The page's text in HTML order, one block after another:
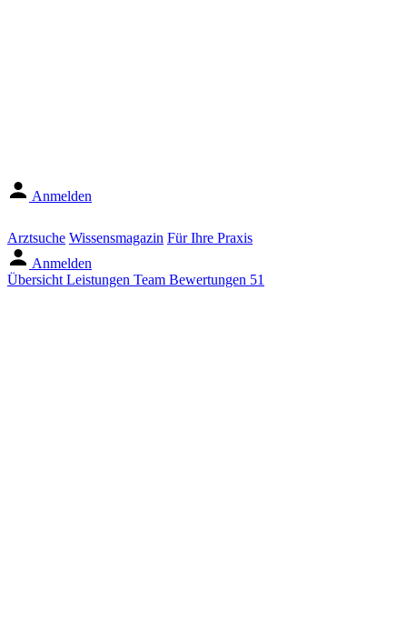
Anmelden
Arztsuche Wissensmagazin Für Ihre Praxis
Anmelden
Übersicht Leistungen Team Bewertungen 51